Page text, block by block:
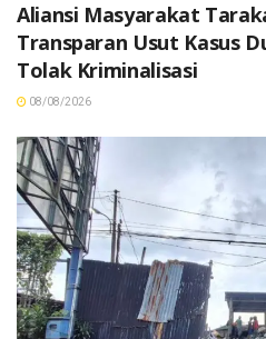
Aliansi Masyarakat
Transparan Usut Kasus
Tolak Kriminalisasi
08/08/2026